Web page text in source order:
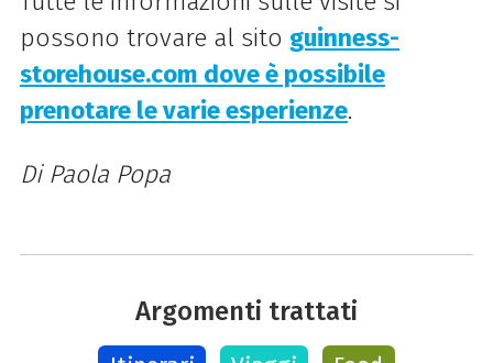
possono trovare al sito guinness-
storehouse.com dove è possibile
prenotare le varie esperienze.
Di Paola Popa
Argomenti trattati